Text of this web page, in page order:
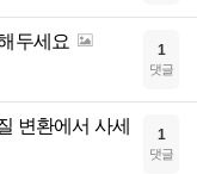
두세요 1
댓글
변환에서 사세
1
댓글